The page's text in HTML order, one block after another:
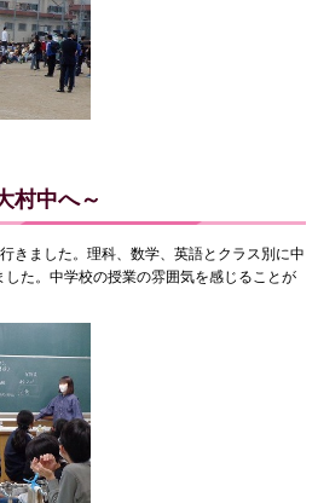
村中へ～
きました。理科、数学、英語とクラス別に中
た。中学校の授業の雰囲気を感じることが